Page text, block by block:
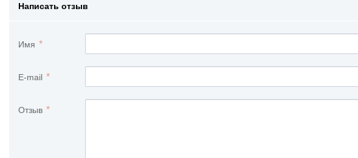
Написать отзыв
Имя
E-mail
Отзыв